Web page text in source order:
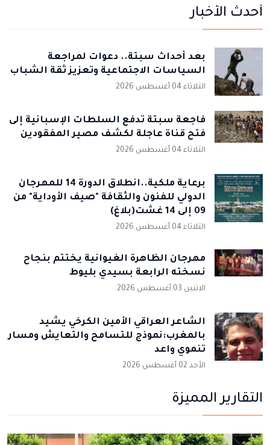
أحدث الأخبار
بعد أحداث سبتة.. دعوات لمراجعة
السياسات الاجتماعية وتعزيز ثقة الشباب
الثلاثاء 04 أغسطس 2026
فاجعة سبتة تدفع السلطات الإسبانية إلى
فتح قناة عاجلة لكشف مصير المفقودين
الثلاثاء 04 أغسطس 2026
برعاية ملكية..انطلاق الدورة 14 للمهرجان
الدولي للفنون والثقافة "صيف الأوداية" من
09 إلى 14 غشت(بلاغ)
الثلاثاء 04 أغسطس 2026
مهرجان الظاهرة الغيوانية يختتم بنجاح
نسخته الرابعة بسيدي بليوط
الاثنين 03 أغسطس 2026
الشاعر العراقي الأمين الكرخي يشيد
بالمغرب:نموذج للتسامح والتعايش ومسار
تنموي واعد
الأحد 02 أغسطس 2026
التقارير المميزة